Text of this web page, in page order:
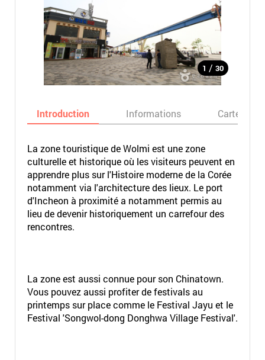
1 / 30
Introduction Informations Carte
La zone touristique de Wolmi est une zone
culturelle et historique où les visiteurs peuvent en
apprendre plus sur l'Histoire moderne de la Corée
notamment via l'architecture des lieux. Le port
d'Incheon à proximité a notamment permis au
lieu de devenir historiquement un carrefour des
rencontres.
La zone est aussi connue pour son Chinatown.
Vous pouvez aussi profiter de festivals au
printemps sur place comme le Festival Jayu et le
Festival 'Songwol-dong Donghwa Village Festival'.